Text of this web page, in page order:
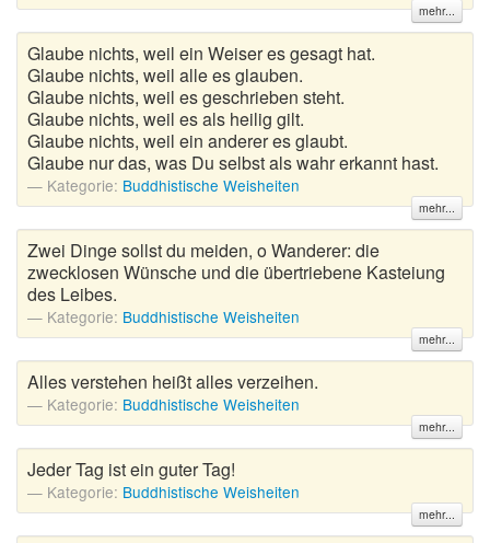
mehr...
Glaube nichts, weil ein Weiser es gesagt hat.
Glaube nichts, weil alle es glauben.
Glaube nichts, weil es geschrieben steht.
Glaube nichts, weil es als heilig gilt.
Glaube nichts, weil ein anderer es glaubt.
Glaube nur das, was Du selbst als wahr erkannt hast.
Kategorie: Buddhistische Weisheiten
mehr...
Zwei Dinge sollst du meiden, o Wanderer: die
zwecklosen Wünsche und die übertriebene Kasteiung
des Leibes.
Kategorie: Buddhistische Weisheiten
mehr...
Alles verstehen heißt alles verzeihen.
Kategorie: Buddhistische Weisheiten
mehr...
Jeder Tag ist ein guter Tag!
Kategorie: Buddhistische Weisheiten
mehr...